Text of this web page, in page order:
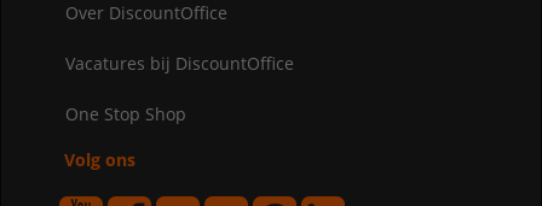
Over DiscountOffice
Vacatures bij DiscountOffice
One Stop Shop
Volg ons